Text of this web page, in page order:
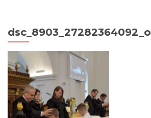
dsc_8903_27282364092_o